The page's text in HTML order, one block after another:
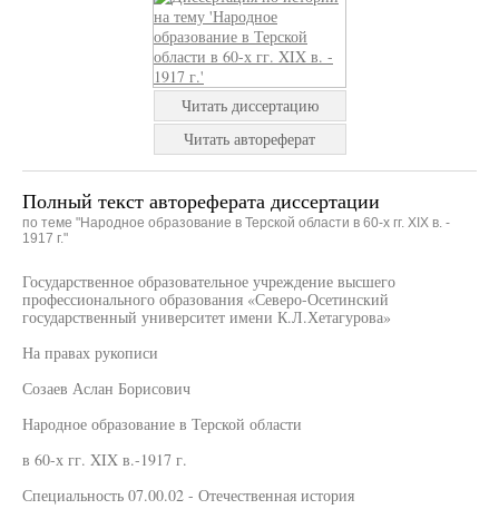
Читать диссертацию
Читать автореферат
Полный текст автореферата диссертации
по теме "Народное образование в Терской области в 60-х гг. XIX в. -
1917 г."
Государственное образовательное учреждение высшего
профессионального образования «Северо-Осетинский
государственный университет имени К.Л.Хетагурова»
На правах рукописи
Созаев Аслан Борисович
Народное образование в Терской области
в 60-х гг. XIX в.-1917 г.
Специальность 07.00.02 - Отечественная история